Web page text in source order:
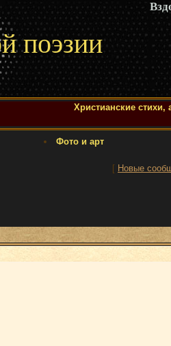
поэзии
Христианские
Фото и арт
[ Новые